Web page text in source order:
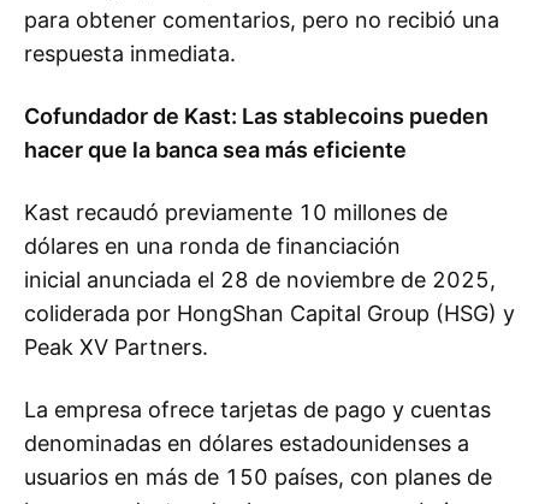
para obtener comentarios, pero no recibió una
respuesta inmediata.
Cofundador de Kast: Las stablecoins pueden
hacer que la banca sea más eficiente
Kast recaudó previamente 10 millones de
dólares en una ronda de financiación
inicial anunciada el 28 de noviembre de 2025,
coliderada por HongShan Capital Group (HSG) y
Peak XV Partners.
La empresa ofrece tarjetas de pago y cuentas
denominadas en dólares estadounidenses a
usuarios en más de 150 países, con planes de